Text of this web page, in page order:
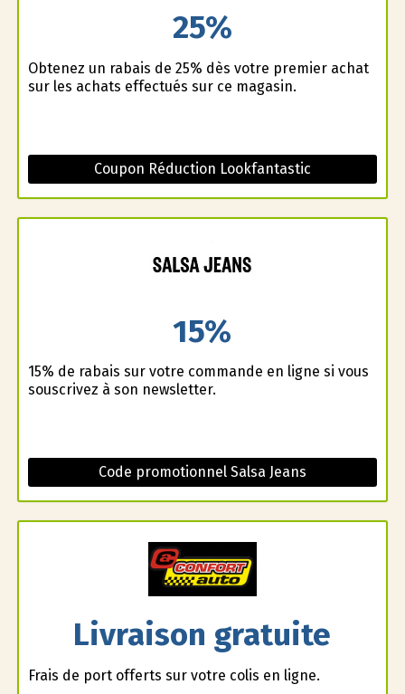
25%
Obtenez un rabais de 25% dès votre premier achat
sur les achats effectués sur ce magasin.
Coupon Réduction Lookfantastic
15%
15% de rabais sur votre commande en ligne si vous
souscrivez à son newsletter.
Code promotionnel Salsa Jeans
Livraison gratuite
Frais de port offerts sur votre colis en ligne.